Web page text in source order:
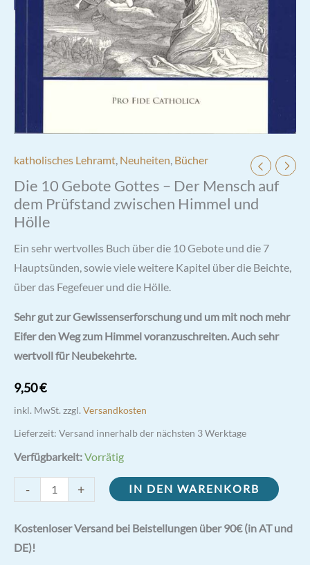
katholisches Lehramt, Neuheiten, Bücher
Die 10 Gebote Gottes – Der Mensch auf
dem Prüfstand zwischen Himmel und
Hölle
Ein sehr wertvolles Buch über die 10 Gebote und die 7
Hauptsünden, sowie viele weitere Kapitel über die Beichte,
über das Fegefeuer und die Hölle.
Sehr gut zur Gewissenserforschung und um mit noch mehr
Eifer den Weg zum Himmel voranzuschreiten. Auch sehr
wertvoll für Neubekehrte.
9,50€
inkl. MwSt.zzgl.Versandkosten
Lieferzeit: Versand innerhalb der nächsten 3 Werktage
Verfügbarkeit:Vorrätig
-
10
Gebote
Gottes
+ IN DEN WARENKORB
Kostenloser Versand bei Beistellungen über 90€ (in AT und
DE)!